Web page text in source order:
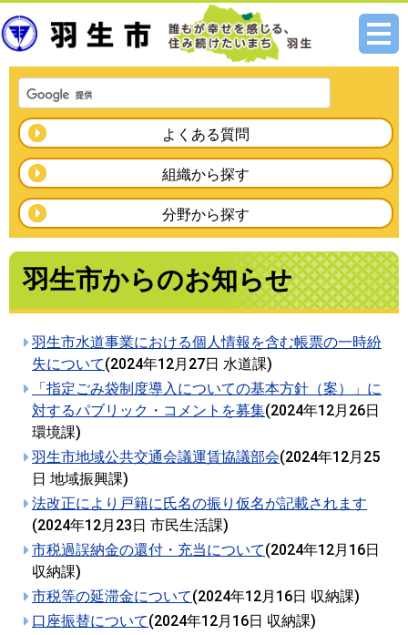
メニ
よくある質問
組織から探す
分野から探す
羽生市からのお知らせ
羽生市水道事業における個人情報を含む帳票の一時紛
失について(2024年12月27日 水道課)
「指定ごみ袋制度導入についての基本方針（案）」に
対するパブリック・コメントを募集(2024年12月26日
環境課)
羽生市地域公共交通会議運賃協議部会(2024年12月25
日 地域振興課)
法改正により戸籍に氏名の振り仮名が記載されます
(2024年12月23日 市民生活課)
市税過誤納金の還付・充当について(2024年12月16日
収納課)
市税等の延滞金について(2024年12月16日 収納課)
口座振替について(2024年12月16日 収納課)